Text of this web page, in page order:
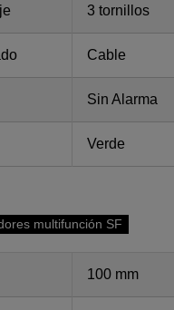
3 tornillos
Cable
Sin Alarma
Verde
multifunción SF
100 mm